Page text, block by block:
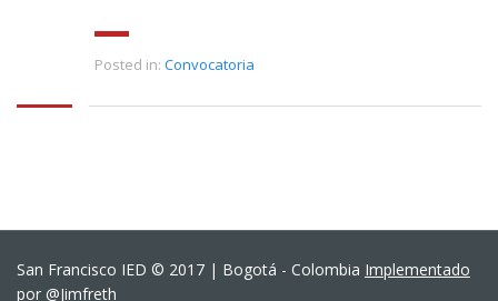
Posted in: Convocatoria
San Francisco IED © 2017 | Bogotá - Colombia Implementado
por @Jimfreth